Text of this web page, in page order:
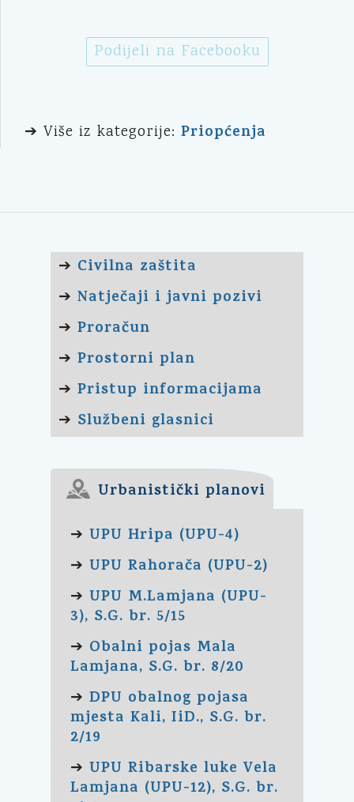
Podijeli na Facebooku
➔ Više iz kategorije: Priopćenja
➔ Civilna zaštita
➔ Natječaji i javni pozivi
➔ Proračun
➔ Prostorni plan
➔ Pristup informacijama
➔ Službeni glasnici
Urbanistički planovi
➔ UPU Hripa (UPU-4)
➔ UPU Rahorača (UPU-2)
➔ UPU M.Lamjana (UPU-
3), S.G. br. 5/15
➔ Obalni pojas Mala
Lamjana, S.G. br. 8/20
➔ DPU obalnog pojasa
mjesta Kali, IiD., S.G. br.
2/19
➔ UPU Ribarske luke Vela
Lamjana (UPU-12), S.G. br.